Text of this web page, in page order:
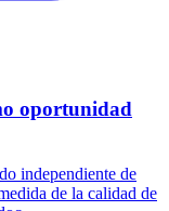
oportunidad
independiente de
de la calidad de